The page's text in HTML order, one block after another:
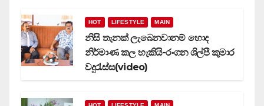
HOT LIFESTYLE MAIN
නිසි තැනක් ලැබෙනවානම් හොද
නිර්මාණ කල හැකියි-රංගන ශිල්පී කුමාර
වදුරැස්ස(video)